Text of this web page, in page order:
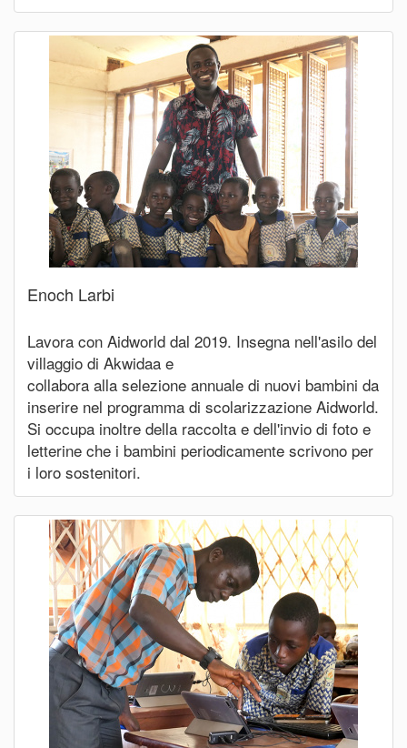
Enoch Larbi
Lavora con Aidworld dal 2019. Insegna nell'asilo del
villaggio di Akwidaa e
collabora alla selezione annuale di nuovi bambini da
inserire nel programma di scolarizzazione Aidworld.
Si occupa inoltre della raccolta e dell'invio di foto e
letterine che i bambini periodicamente scrivono per
i loro sostenitori.